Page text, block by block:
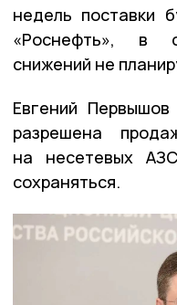
недель поставки
«Роснефть», в
снижений не
Евгений
разрешена
на несетевых
сохраняться.